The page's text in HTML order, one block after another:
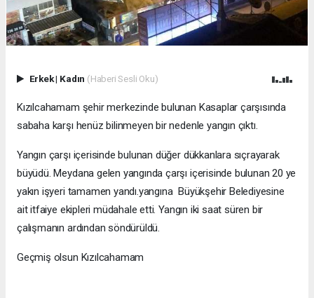
Erkek| Kadın (Haberi Sesli Oku)
Kızılcahamam şehir merkezinde bulunan Kasaplar çarşısında
sabaha karşı henüz bilinmeyen bir nedenle yangın çıktı.
Yangın çarşı içerisinde bulunan düğer dükkanlara sıçrayarak
büyüdü. Meydana gelen yangında çarşı içerisinde bulunan 20 ye
yakın işyeri tamamen yandı.yangına Büyükşehir Belediyesine
ait itfaiye ekipleri müdahale etti. Yangın iki saat süren bir
çalışmanın ardından söndürüldü.
Geçmiş olsun Kızılcahamam